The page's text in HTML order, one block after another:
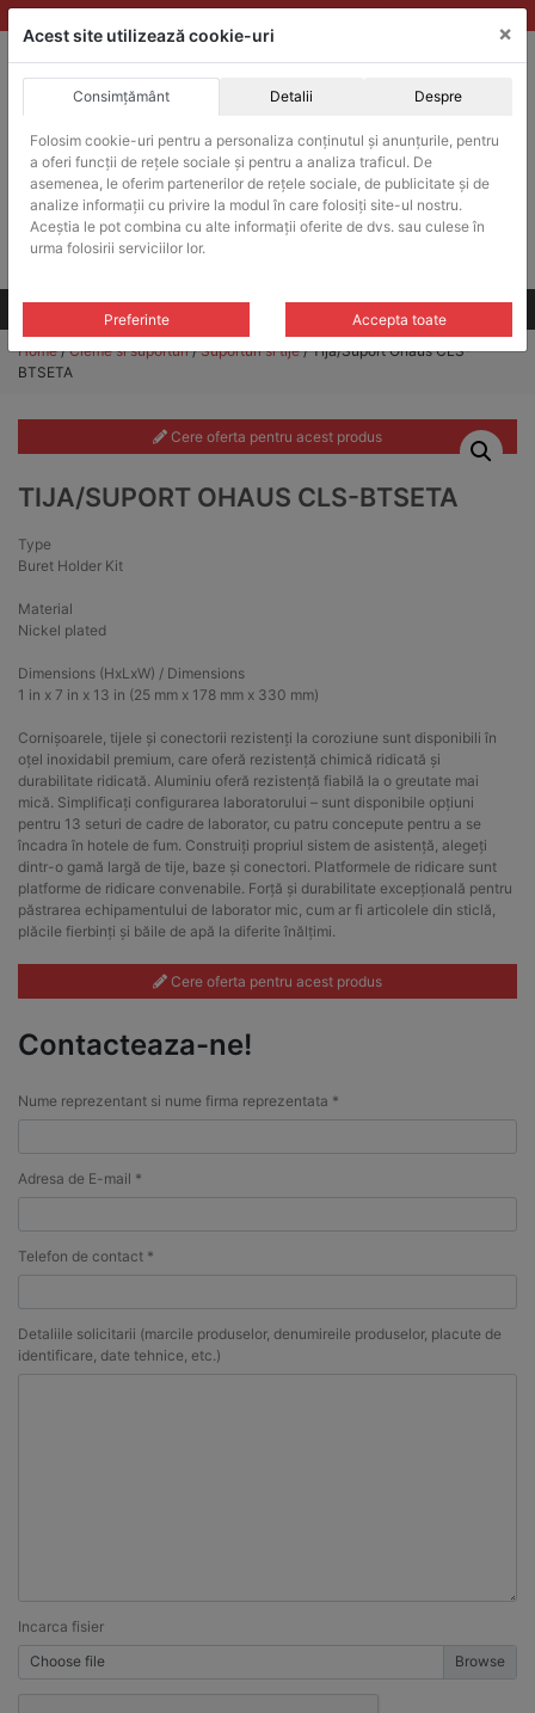
Skip
to
ACHIZITII PUBLICE
Produsele pot fi achizitionate si in sistemul SEAP / SICAP
Products
search
CAUTARE
Toate produsele
Home/Cleme si suporturi/Suporturi si tije/ Tija/Suport Ohaus CLS-
BTSETA
Cere oferta pentru acest produs
TIJA/SUPORT OHAUS CLS-BTSETA
Type
Buret Holder Kit
Material
Nickel plated
Dimensions (HxLxW) / Dimensions
1 in x 7 in x 13 in (25 mm x 178 mm x 330 mm)
Cornișoarele, tijele și conectorii rezistenți la coroziune sunt disponibili în
oțel inoxidabil premium, care oferă rezistență chimică ridicată și
durabilitate ridicată. Aluminiu oferă rezistență fiabilă la o greutate mai
mică. Simplificați configurarea laboratorului – sunt disponibile opțiuni
pentru 13 seturi de cadre de laborator, cu patru concepute pentru a se
încadra în hotele de fum. Construiți propriul sistem de asistență, alegeți
dintr-o gamă largă de tije, baze și conectori. Platformele de ridicare sunt
platforme de ridicare convenabile. Forță și durabilitate excepțională pentru
păstrarea echipamentului de laborator mic, cum ar fi articolele din sticlă,
plăcile fierbinți și băile de apă la diferite înălțimi.
Cere oferta pentru acest produs
Contacteaza-ne!
Nume reprezentant si nume firma reprezentata *
Adresa de E-mail *
Telefon de contact *
Detaliile solicitarii (marcile produselor, denumireile produselor, placute de
identificare, date tehnice, etc.)
Incarca fisier
Choose file
Acest site utilizează cookie-uri ×
Consimțământ Detalii Despre
Folosim cookie-uri pentru a personaliza conținutul și anunțurile, pentru
a oferi funcții de rețele sociale și pentru a analiza traficul. De
asemenea, le oferim partenerilor de rețele sociale, de publicitate și de
analize informații cu privire la modul în care folosiți site-ul nostru.
Aceștia le pot combina cu alte informații oferite de dvs. sau culese în
urma folosirii serviciilor lor.
Preferinte Accepta toate